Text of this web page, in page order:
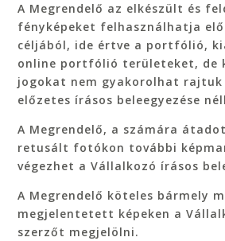
A Megrendelő az elkészült és
fényképeket felhasználhatja
céljából, ide értve a portfólió,
online portfólió területeket, de
jogokat nem gyakorolhat rajtuk
előzetes írásos beleegyezése
A Megrendelő, a számára
retusált fotókon további
végezhet a Vállalkozó írásos
A Megrendelő köteles bármely
megjelentetett képeken a
szerzőt megjelölni.